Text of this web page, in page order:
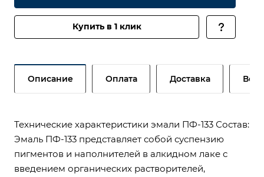
Купить в 1 клик
Описание Оплата Доставка
Технические характеристики эмали ПФ-133 Состав:
Эмаль ПФ-133 представляет собой суспензию
пигментов и наполнителей в алкидном лаке с
введением органических растворителей,